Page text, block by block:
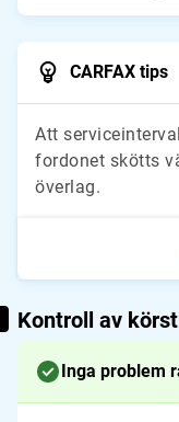
CARFAX tips
Att
fordonet skötts
överlag.
Kontroll av
Inga problem